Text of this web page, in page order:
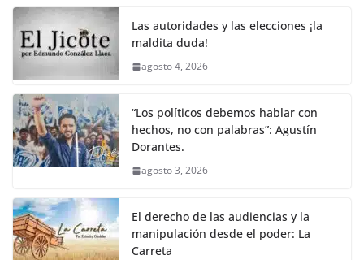
Las autoridades y las elecciones ¡la
maldita duda!
agosto 4, 2026
“Los políticos debemos hablar con
hechos, no con palabras”: Agustín
Dorantes.
agosto 3, 2026
El derecho de las audiencias y la
manipulación desde el poder: La
Carreta